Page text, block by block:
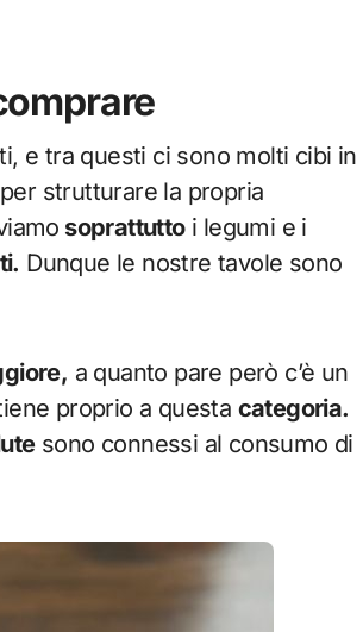
e tra questi ci sono molti cibi in
strutturare la propria
soprattuttoi legumi e i
Dunque le nostre tavole sono
a quanto pare però c’è un
proprio a questa categoria.
sono connessi al consumo di